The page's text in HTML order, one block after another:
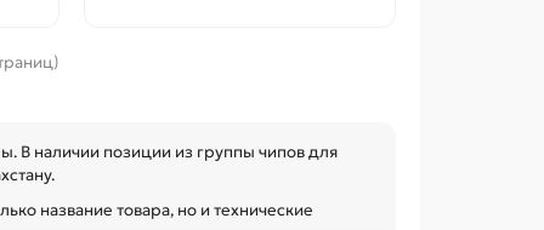
В наличии позиции из группы чипов для
название товара, но и технические